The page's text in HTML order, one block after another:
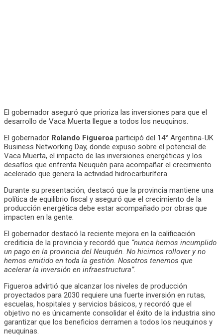
El gobernador aseguró que prioriza las inversiones para que el
desarrollo de Vaca Muerta llegue a todos los neuquinos.
El gobernador Rolando Figueroa participó del 14° Argentina-UK
Business Networking Day, donde expuso sobre el potencial de
Vaca Muerta, el impacto de las inversiones energéticas y los
desafíos que enfrenta Neuquén para acompañar el crecimiento
acelerado que genera la actividad hidrocarburífera.
Durante su presentación, destacó que la provincia mantiene una
política de equilibrio fiscal y aseguró que el crecimiento de la
producción energética debe estar acompañado por obras que
impacten en la gente.
El gobernador destacó la reciente mejora en la calificación
crediticia de la provincia y recordó que “nunca hemos incumplido
un pago en la provincia del Neuquén. No hicimos rollover y no
hemos emitido en toda la gestión. Nosotros tenemos que
acelerar la inversión en infraestructura”.
Figueroa advirtió que alcanzar los niveles de producción
proyectados para 2030 requiere una fuerte inversión en rutas,
escuelas, hospitales y servicios básicos, y recordó que el
objetivo no es únicamente consolidar el éxito de la industria sino
garantizar que los beneficios derramen a todos los neuquinos y
neuquinas.